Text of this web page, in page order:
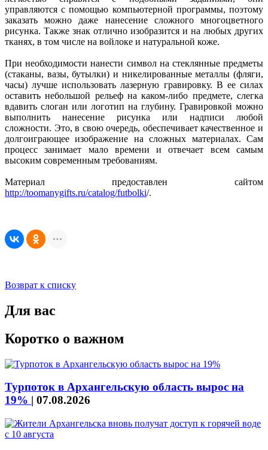
управляются с помощью компьютерной программы, поэтому
заказать можно даже нанесение сложного многоцветного
рисунка. Также знак отлично изобразится и на любых других
тканях, в том числе на войлоке и натуральной коже.
При необходимости нанести символ на стеклянные предметы
(стаканы, вазы, бутылки) и никелированные металлы (фляги,
часы) лучше использовать лазерную гравировку. В ее силах
оставить небольшой рельеф на каком-либо предмете, слегка
вдавить слоган или логотип на глубину. Гравировкой можно
выполнить нанесение рисунка или надписи любой
сложности. Это, в свою очередь, обеспечивает качественное и
долгоиграющее изображение на сложных материалах. Сам
процесс занимает мало времени и отвечает всем самым
высоким современным требованиям.
Материал предоставлен сайтом
http://toomanygifts.ru/catalog/futbolki/.
Возврат к списку
Для вас
Коротко о важном
Турпоток в Архангельскую область вырос на
19% | 07.08.2026